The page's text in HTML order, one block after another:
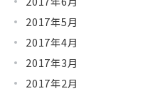
2017年5月
2017年4月
2017年3月
2017年2月